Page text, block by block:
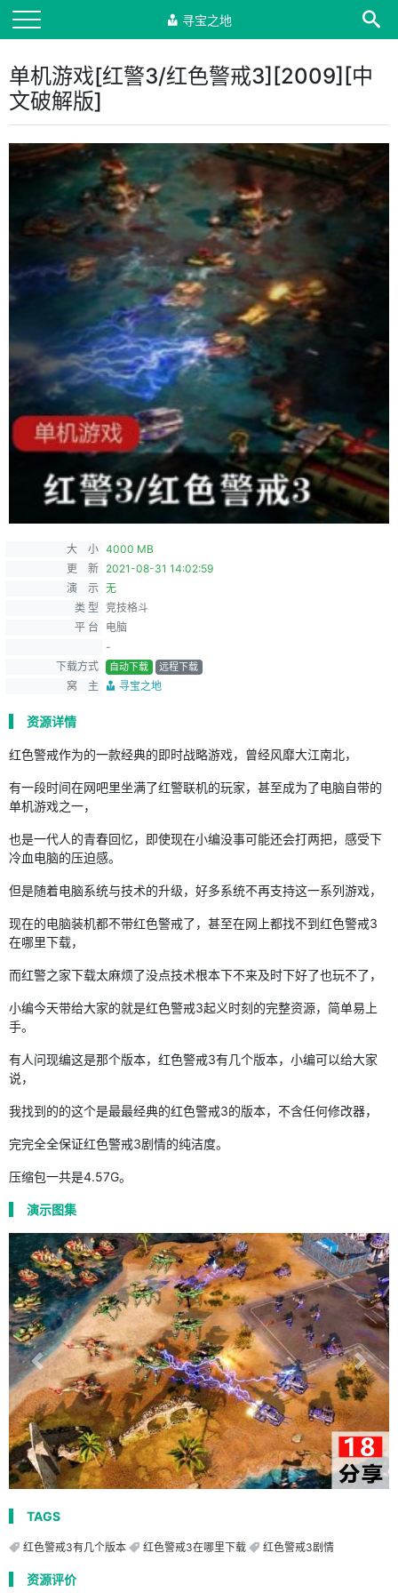
寻宝之地
单机游戏[红警3/红色警戒3][2009][中
文破解版]
大 小 4000 MB
更 新 2021-08-31 14:02:59
演 示 无
类 型 竞技格斗
平 台
电脑
-
下载方式
自动下载 远程下载
窝 主 寻宝之地
资源详情
红色警戒作为的一款经典的即时战略游戏，曾经风靡大江南北，
有一段时间在网吧里坐满了红警联机的玩家，甚至成为了电脑自带的
单机游戏之一，
也是一代人的青春回忆，即使现在小编没事可能还会打两把，感受下
冷血电脑的压迫感。
但是随着电脑系统与技术的升级，好多系统不再支持这一系列游戏，
现在的电脑装机都不带红色警戒了，甚至在网上都找不到红色警戒3
在哪里下载，
而红警之家下载太麻烦了没点技术根本下不来及时下好了也玩不了，
小编今天带给大家的就是红色警戒3起义时刻的完整资源，简单易上
手。
有人问现编这是那个版本，红色警戒3有几个版本，小编可以给大家
说，
我找到的的这个是最最经典的红色警戒3的版本，不含任何修改器，
完完全全保证红色警戒3剧情的纯洁度。
压缩包一共是4.57G。
演示图集
TAGS
红色警戒3有几个版本 红色警戒3在哪里下载 红色警戒3剧情
资源评价